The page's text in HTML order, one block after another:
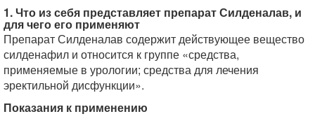
1. Что из себя представляет препарат Силденалав, и
для чего его применяют
Препарат Силденалав содержит действующее вещество
силденафил и относится к группе «средства,
применяемые в урологии; средства для лечения
эректильной дисфункции».
Показания к применению